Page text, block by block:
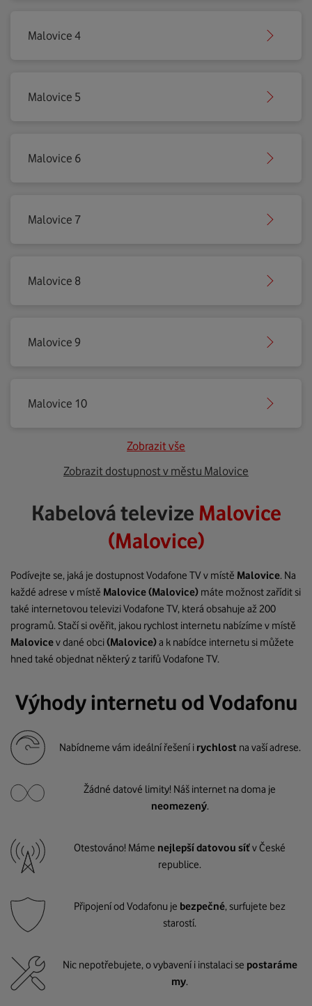
Malovice 4
Malovice 5
Malovice 6
Malovice 7
Malovice 8
Malovice 9
Malovice 10
Zobrazit vše
Zobrazit dostupnost v městu Malovice
Kabelová televize Malovice
(Malovice)
Podívejte se, jaká je dostupnost Vodafone TV v místě Malovice. Na
každé adrese v místě Malovice(Malovice) máte možnost zařídit si
také internetovou televizi Vodafone TV, která obsahuje až 200
programů. Stačí si ověřit, jakou rychlost internetu nabízíme v místě
Malovicev dané obci(Malovice)a k nabídce internetu si můžete
hned také objednat některý z tarifů Vodafone TV.
Výhody internetu od Vodafonu
Nabídneme vám ideální řešení i rychlost na vaší adrese.
Žádné datové limity! Náš internet na doma je
neomezený.
Otestováno! Máme nejlepší datovou síťv České
republice.
Připojení od Vodafonu je bezpečné, surfujete bez
starostí.
Nic nepotřebujete, o vybavení i instalaci se postaráme
my.